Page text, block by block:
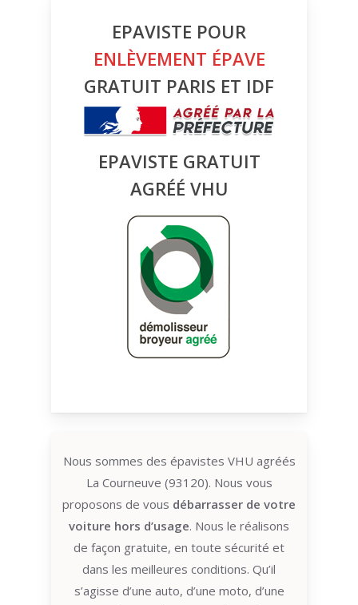
EPAVISTE POUR
ENLÈVEMENT ÉPAVE
GRATUIT PARIS ET IDF
EPAVISTE GRATUIT
AGRÉÉ VHU
Nous sommes des épavistes VHU agréés
La Courneuve (93120). Nous vous
proposons de vous débarrasser de votre
voiture hors d’usage. Nous le réalisons
de façon gratuite, en toute sécurité et
dans les meilleures conditions. Qu’il
s’agisse d’une auto, d’une moto, d’une